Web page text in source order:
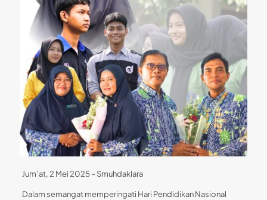
Jum’at, 2 Mei 2025 – Smuhdaklara
Dalam semangat memperingati Hari Pendidikan Nasional